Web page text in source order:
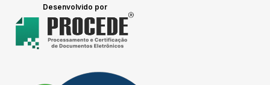
Desenvolvido por